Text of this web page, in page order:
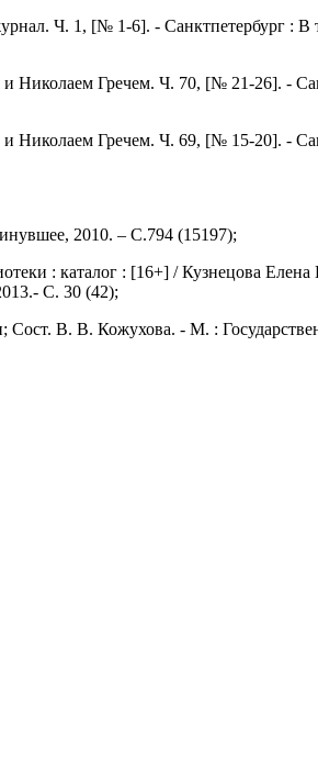
Ч. 1, [№ 1-6]. - Санктпетербург :
Николаем Гречем. Ч. 70, [№ 21-26]. -
Николаем Гречем. Ч. 69, [№ 15-20]. -
2010. – С.794 (15197);
: каталог : [16+] / Кузнецова
С. 30 (42);
В. В. Кожухова. - М. :